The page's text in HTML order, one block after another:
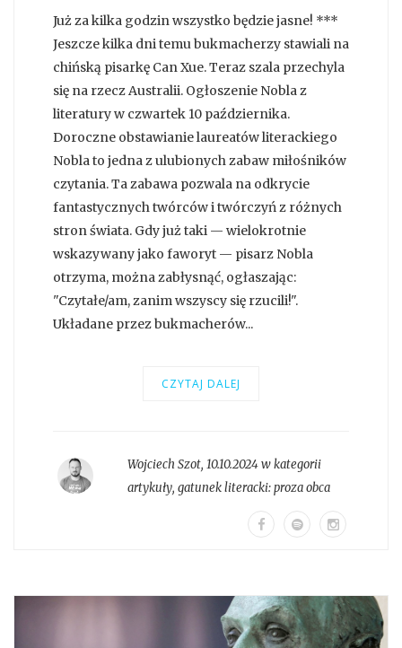
Już za kilka godzin wszystko będzie jasne! ***
Jeszcze kilka dni temu bukmacherzy stawiali na
chińską pisarkę Can Xue. Teraz szala przechyla
się na rzecz Australii. Ogłoszenie Nobla z
literatury w czwartek 10 października.
Doroczne obstawianie laureatów literackiego
Nobla to jedna z ulubionych zabaw miłośników
czytania. Ta zabawa pozwala na odkrycie
fantastycznych twórców i twórczyń z różnych
stron świata. Gdy już taki — wielokrotnie
wskazywany jako faworyt — pisarz Nobla
otrzyma, można zabłysnąć, ogłaszając:
"Czytałe/am, zanim wszyscy się rzucili!".
Układane przez bukmacherów...
CZYTAJ DALEJ
Wojciech Szot, 10.10.2024 w kategorii
artykuły, gatunek literacki:proza obca